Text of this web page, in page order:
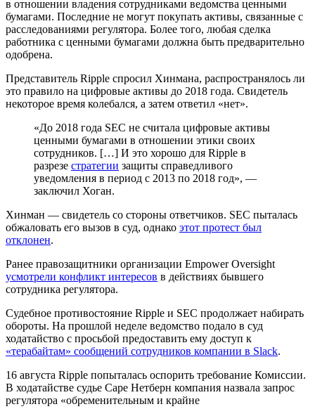
в отношении владения сотрудниками ведомства ценными
бумагами. Последние не могут покупать активы, связанные с
расследованиями регулятора. Более того, любая сделка
работника с ценными бумагами должна быть предварительно
одобрена.
Представитель Ripple спросил Хинмана, распространялось ли
это правило на цифровые активы до 2018 года. Свидетель
некоторое время колебался, а затем ответил «нет».
«До 2018 года SEC не считала цифровые активы
ценными бумагами в отношении этики своих
сотрудников. […] И это хорошо для Ripple в
разрезе стратегии защиты справедливого
уведомления в период с 2013 по 2018 год», —
заключил Хоган.
Хинман — свидетель со стороны ответчиков. SEC пыталась
обжаловать его вызов в суд, однако этот протест был
отклонен.
Ранее правозащитники организации Empower Oversight
усмотрели конфликт интересов в действиях бывшего
сотрудника регулятора.
Судебное противостояние Ripple и SEC продолжает набирать
обороты. На прошлой неделе ведомство подало в суд
ходатайство с просьбой предоставить ему доступ к
«терабайтам» сообщений сотрудников компании в Slack.
16 августа Ripple попыталась оспорить требование Комиссии.
В ходатайстве судье Саре Нетберн компания назвала запрос
регулятора «обременительным и крайне